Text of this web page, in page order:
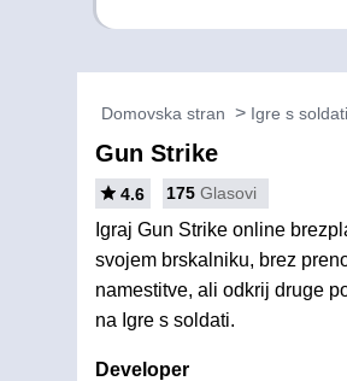
Domovska stran Igre s soldati
Gun Strike
4.6 175 Glasovi
Igraj Gun Strike online
svojem brskalniku, brez
namestitve, ali odkrij druge
na Igre s soldati.
Developer